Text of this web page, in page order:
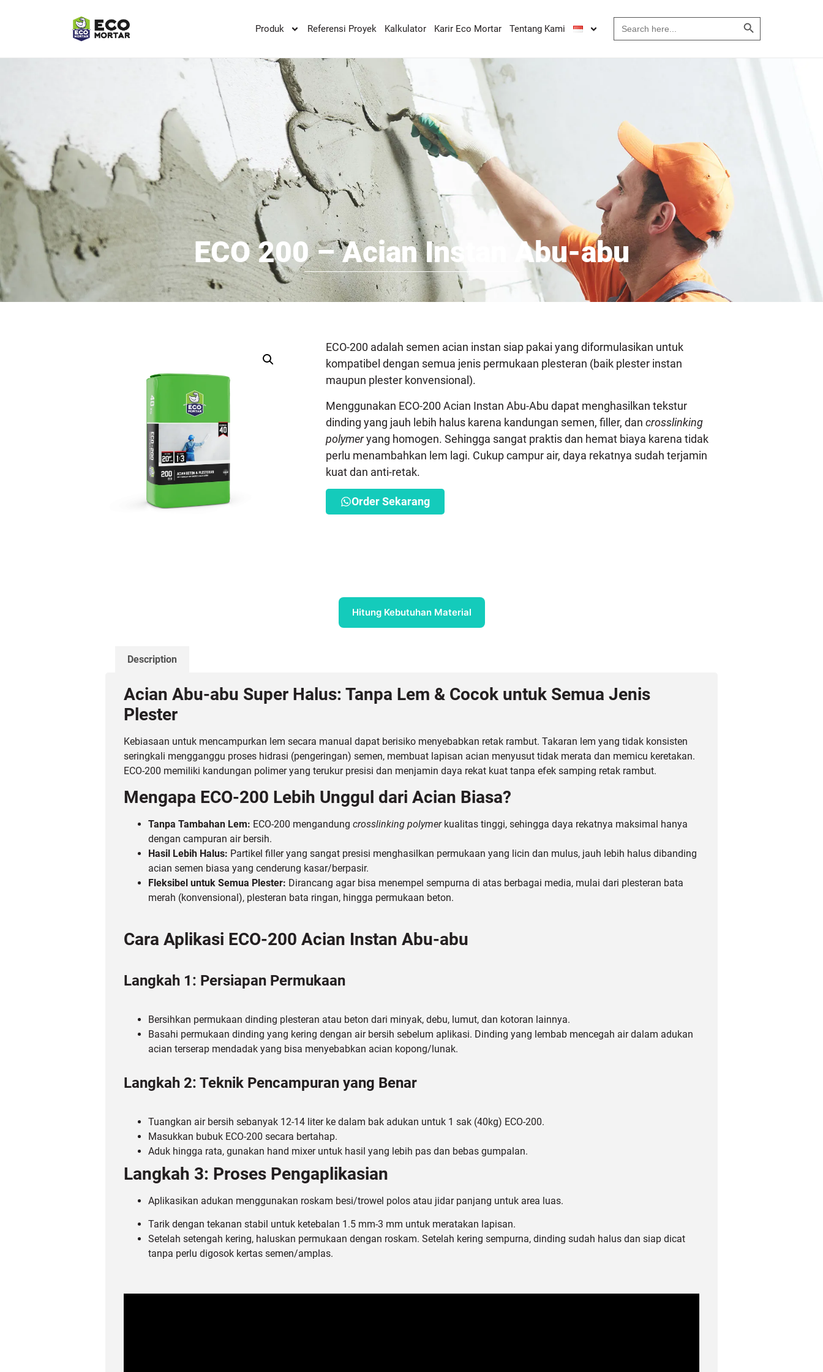
Produk Referensi Proyek Kalkulator Karir Eco Mortar Tentang Kami
for:
Search Button
ECO 200 – Acian Instan Abu-abu
ECO-200 adalah semen acian instan siap pakai yang diformulasikan untuk
kompatibel dengan semua jenis permukaan plesteran (baik plester instan
maupun plester konvensional).
Menggunakan ECO-200 Acian Instan Abu-Abu dapat menghasilkan tekstur
dinding yang jauh lebih halus karena kandungan semen, filler, dan crosslinking
polymeryang homogen. Sehingga sangat praktis dan hemat biaya karena tidak
perlu menambahkan lem lagi. Cukup campur air, daya rekatnya sudah terjamin
kuat dan anti-retak.
Order Sekarang
Hitung Kebutuhan Material
Description
Acian Abu-abu Super Halus: Tanpa Lem & Cocok untuk Semua Jenis
Plester
Kebiasaan untuk mencampurkan lem secara manual dapat berisiko menyebabkan retak rambut. Takaran lem yang tidak konsisten
seringkali mengganggu proses hidrasi (pengeringan) semen, membuat lapisan acian menyusut tidak merata dan memicu keretakan.
ECO-200 memiliki kandungan polimer yang terukur presisi dan menjamin daya rekat kuat tanpa efek samping retak rambut.
Mengapa ECO-200 Lebih Unggul dari Acian Biasa?
Tanpa Tambahan Lem: ECO-200 mengandung crosslinking polymerkualitas tinggi, sehingga daya rekatnya maksimal hanya
dengan campuran air bersih.
Hasil Lebih Halus: Partikel filler yang sangat presisi menghasilkan permukaan yang licin dan mulus, jauh lebih halus dibanding
acian semen biasa yang cenderung kasar/berpasir.
Fleksibel untuk Semua Plester: Dirancang agar bisa menempel sempurna di atas berbagai media, mulai dari plesteran bata
merah (konvensional), plesteran bata ringan, hingga permukaan beton.
Cara Aplikasi ECO-200 Acian Instan Abu-abu
Langkah 1: Persiapan Permukaan
Bersihkan permukaan dinding plesteran atau beton dari minyak, debu, lumut, dan kotoran lainnya.
Basahi permukaan dinding yang kering dengan air bersih sebelum aplikasi. Dinding yang lembab mencegah air dalam adukan
acian terserap mendadak yang bisa menyebabkan acian kopong/lunak.
Langkah 2: Teknik Pencampuran yang Benar
Tuangkan air bersih sebanyak 12-14 liter ke dalam bak adukan untuk 1 sak (40kg) ECO-200.
Masukkan bubuk ECO-200 secara bertahap.
Aduk hingga rata, gunakan hand mixer untuk hasil yang lebih pas dan bebas gumpalan.
Langkah 3: Proses Pengaplikasian
Aplikasikan adukan menggunakan roskam besi/trowel polos atau jidar panjang untuk area luas.
Tarik dengan tekanan stabil untuk ketebalan 1.5 mm-3 mm untuk meratakan lapisan.
Setelah setengah kering, haluskan permukaan dengan roskam. Setelah kering sempurna, dinding sudah halus dan siap dicat
tanpa perlu digosok kertas semen/amplas.